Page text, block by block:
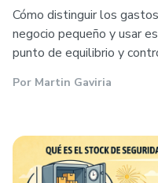
Cómo distinguir los
negocio pequeño y usar
punto de equilibrio y
Por Martin Gaviria